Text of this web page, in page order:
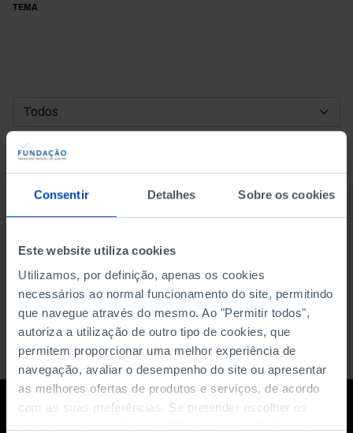
Consentir Detalhes Sobre os cookies
Este website utiliza cookies
Utilizamos, por definição, apenas os cookies
necessários ao normal funcionamento do site, permitindo
que navegue através do mesmo. Ao "Permitir todos",
autoriza a utilização de outro tipo de cookies, que
permitem proporcionar uma melhor experiência de
navegação, avaliar o desempenho do site ou apresentar
as melhores ofertas de produtos e serviços, de acordo
com as suas preferências. Se pretender escolher os
TEMA
DATA DE INÍCIO
DATA DE FIM